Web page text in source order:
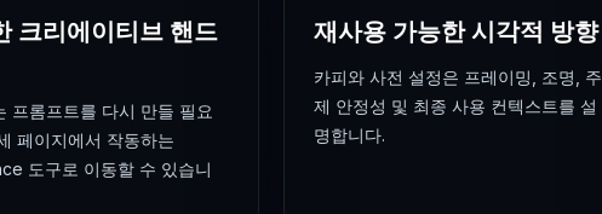
크리에이티브 핸드
프롬프트를 다시 만들 필요
페이지에서 작동하는
도구로 이동할 수 있습니
재사용 가능한 시각적 방향
카피와 사전 설정은 프레이밍, 조명, 주
제 안정성 및 최종 사용 컨텍스트를 설
명합니다.